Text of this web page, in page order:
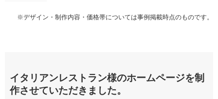
※デザイン・制作内容・価格帯については事例掲載時点のものです。
イタリアンレストラン様のホームページを制
作させていただきました。